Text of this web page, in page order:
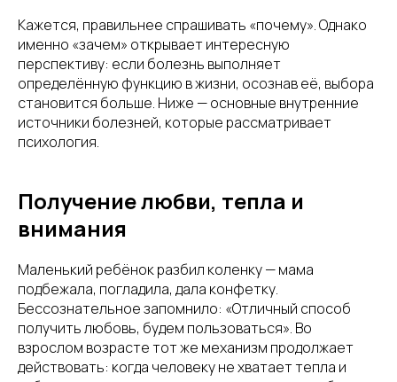
Кажется, правильнее спрашивать «почему». Однако
именно «зачем» открывает интересную
перспективу: если болезнь выполняет
определённую функцию в жизни, осознав её, выбора
становится больше. Ниже — основные внутренние
источники болезней, которые рассматривает
психология.
Получение любви, тепла и
внимания
Маленький ребёнок разбил коленку — мама
подбежала, погладила, дала конфетку.
Бессознательное запомнило: «Отличный способ
получить любовь, будем пользоваться». Во
взрослом возрасте тот же механизм продолжает
действовать: когда человеку не хватает тепла и